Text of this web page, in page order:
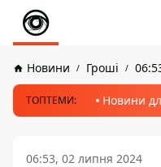
Новини Гроші
ТОПТЕМИ: Новини
06:53, 02 липня 2024